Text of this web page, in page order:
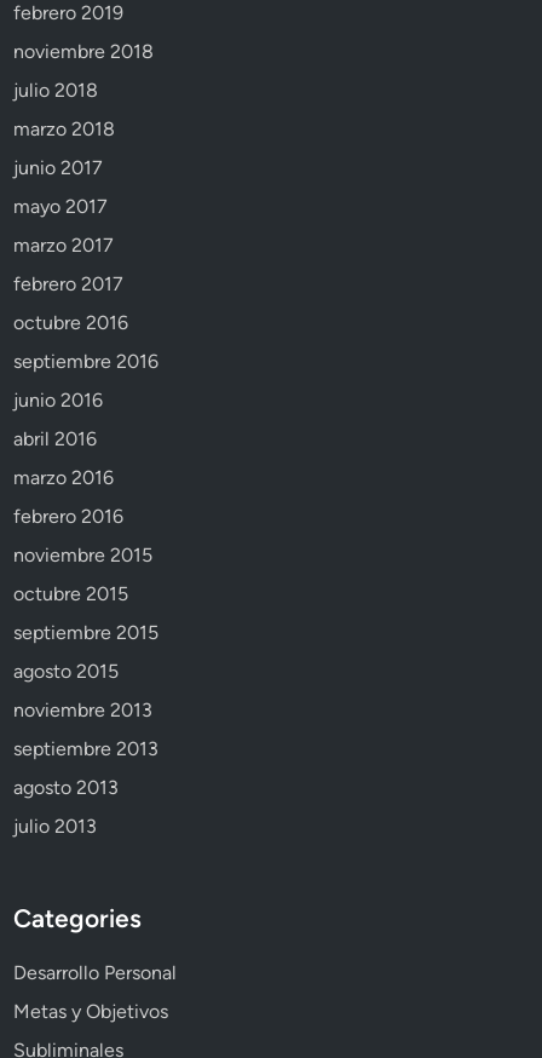
febrero 2019
noviembre 2018
julio 2018
marzo 2018
junio 2017
mayo 2017
marzo 2017
febrero 2017
octubre 2016
septiembre 2016
junio 2016
abril 2016
marzo 2016
febrero 2016
noviembre 2015
octubre 2015
septiembre 2015
agosto 2015
noviembre 2013
septiembre 2013
agosto 2013
julio 2013
Categories
Desarrollo Personal
Metas y Objetivos
Subliminales